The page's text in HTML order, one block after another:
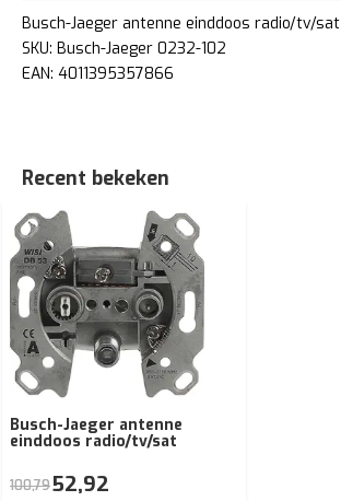
Busch-Jaeger antenne einddoos radio/tv/sat
SKU: Busch-Jaeger 0232-102
EAN: 4011395357866
Recent bekeken
Busch-Jaeger antenne
einddoos radio/tv/sat
100,7952,92